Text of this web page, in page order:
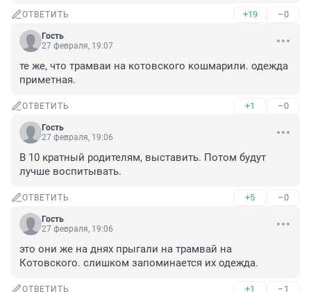
ОТВЕТИТЬ +19 –0
Гость
27 февраля, 19:07
те же, что трамваи на котовского кошмарили. одежда
приметная.
ОТВЕТИТЬ +1 –0
Гость
27 февраля, 19:06
В 10 кратный родителям, выставить. Потом будут
лучше воспитывать.
ОТВЕТИТЬ +5 –0
Гость
27 февраля, 19:06
это они же на днях прыгали на трамвай на
Котовского. слишком запоминается их одежда.
ОТВЕТИТЬ +1 –1